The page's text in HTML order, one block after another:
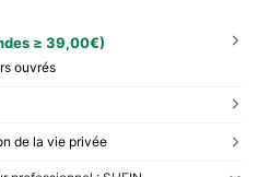
≥ 39,00€)
ouvrés
de la vie privée